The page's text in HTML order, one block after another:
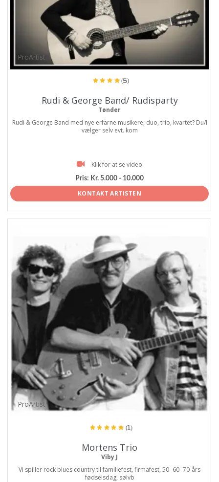
ProArtist
(5)
Rudi & George Band/ Rudisparty
Tønder
Rudi & George Band med nye erfarne musikere, duo, trio, kvartet? Du/I
vælger selv evt. kom
Klik for at se video
Pris: Kr. 5.000 - 10.000
KONTAKT ARTISTEN
ProArtist
(1)
Mortens Trio
Viby J
Vi spiller rock blues country til familiefest, firmafest, 50- 60- 70-års
fødselsdag, sølvb